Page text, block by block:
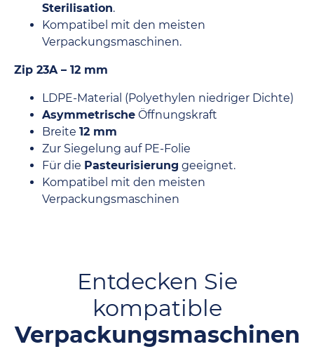
Sterilisation.
Kompatibel mit den meisten
Verpackungsmaschinen.
Zip 23A – 12 mm
LDPE-Material (Polyethylen niedriger Dichte)
Asymmetrische Öffnungskraft
Breite 12 mm
Zur Siegelung auf PE-Folie
Für die Pasteurisierung geeignet.
Kompatibel mit den meisten
Verpackungsmaschinen
Entdecken Sie
kompatible
Verpackungsmaschinen